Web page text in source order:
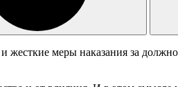
жесткие меры наказания за